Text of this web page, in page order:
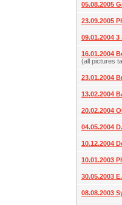
05.08.2005
23.09.2005
09.01.2004
16.01.2004
(all pictures
23.01.2004
13.02.2004
20.02.2004
04.05.2004
10.12.2004
10.01.2003
30.05.2003
08.08.2003